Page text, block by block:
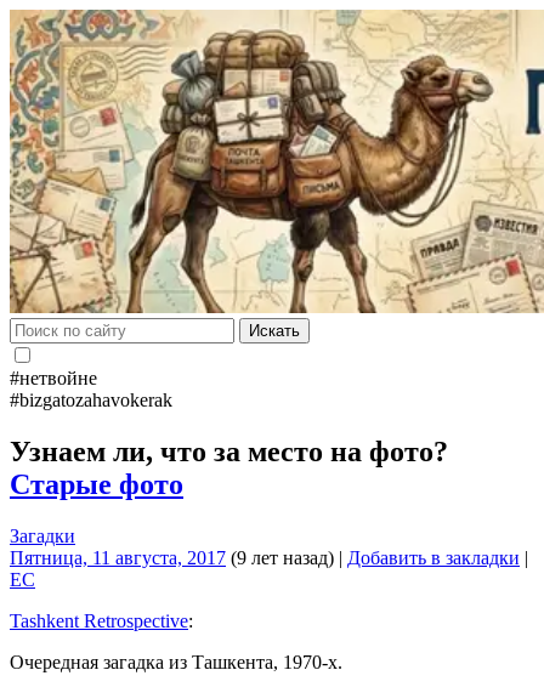
Искать
#нетвойне
#bizgatozahavokerak
Узнаем ли, что за место на фото?
Старые фото
Загадки
Пятница, 11 августа, 2017 (9 лет назад) | Добавить в закладки |
EC
Tashkent Retrospective:
Очередная загадка из Ташкента, 1970-х.